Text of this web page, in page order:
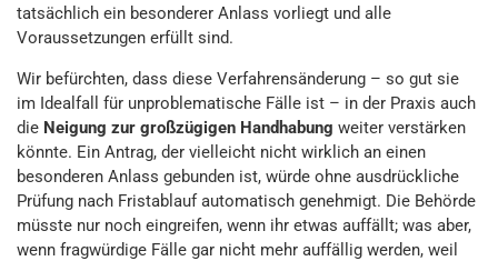
tatsächlich ein besonderer Anlass vorliegt und alle
Voraussetzungen erfüllt sind.
Wir befürchten, dass diese Verfahrensänderung – so gut sie
im Idealfall für unproblematische Fälle ist – in der Praxis auch
die Neigung zur großzügigen Handhabung weiter verstärken
könnte. Ein Antrag, der vielleicht nicht wirklich an einen
besonderen Anlass gebunden ist, würde ohne ausdrückliche
Prüfung nach Fristablauf automatisch genehmigt. Die Behörde
müsste nur noch eingreifen, wenn ihr etwas auffällt; was aber,
wenn fragwürdige Fälle gar nicht mehr auffällig werden, weil